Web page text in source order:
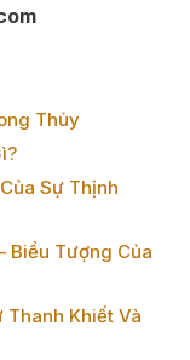
Thủy
Sự Thịnh
Biểu Tượng Của
Thanh Khiết Và